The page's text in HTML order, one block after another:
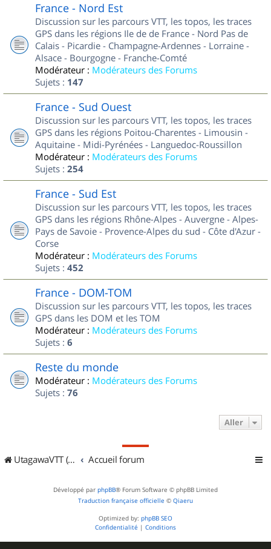
France - Nord Est
Discussion sur les parcours VTT, les topos, les traces
GPS dans les régions Ile de de France - Nord Pas de
Calais - Picardie - Champagne-Ardennes - Lorraine -
Alsace - Bourgogne - Franche-Comté
Modérateur : Modérateurs des Forums
Sujets : 147
France - Sud Ouest
Discussion sur les parcours VTT, les topos, les traces
GPS dans les régions Poitou-Charentes - Limousin -
Aquitaine - Midi-Pyrénées - Languedoc-Roussillon
Modérateur : Modérateurs des Forums
Sujets : 254
France - Sud Est
Discussion sur les parcours VTT, les topos, les traces
GPS dans les régions Rhône-Alpes - Auvergne - Alpes-
Pays de Savoie - Provence-Alpes du sud - Côte d'Azur -
Corse
Modérateur : Modérateurs des Forums
Sujets : 452
France - DOM-TOM
Discussion sur les parcours VTT, les topos, les traces
GPS dans les DOM et les TOM
Modérateur : Modérateurs des Forums
Sujets : 6
Reste du monde
Modérateur : Modérateurs des Forums
Sujets : 76
Aller
UtagawaVTT (Randos VTT et VTTAE avec traces GPS) Accueil forum
Développé par phpBB® Forum Software © phpBB Limited
Traduction française officielle © Qiaeru
Optimized by: phpBB SEO
Confidentialité | Conditions